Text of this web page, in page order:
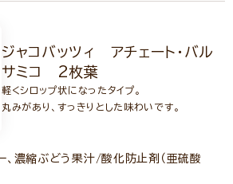
ジャコバッツィ アチェート・バル
サミコ 2枚葉
軽くシロップ状になったタイプ。
丸みがあり、すっきりとした味わいです。
、濃縮ぶどう果汁/酸化防止剤（亜硫酸